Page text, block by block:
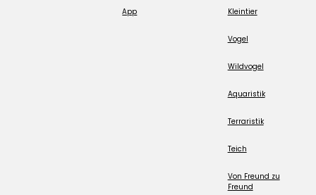
App Kleintier
Vogel
Wildvogel
Aquaristik
Terraristik
Teich
Von Freund zu
Freund